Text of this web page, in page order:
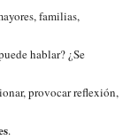
familias,
hablar? ¿Se
provocar reflexión,
.